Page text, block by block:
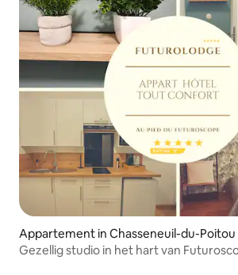
Appartement in Chasseneuil-du-Poitou
Gezellig studio in het hart van